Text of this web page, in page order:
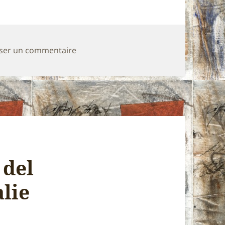
un commentairesur QUOTIDIANO 09.08.1997